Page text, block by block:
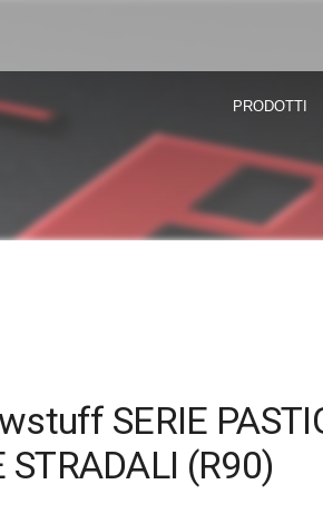
PRODOTTI
SERIE
STRADALI (R90)